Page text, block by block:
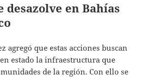
desazolve en Bahías
agregó que estas acciones buscan
estado la infraestructura que
de la región. Con ello se